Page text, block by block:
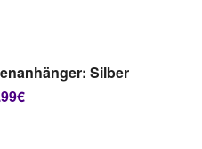
WÄHLEN
Silber
€